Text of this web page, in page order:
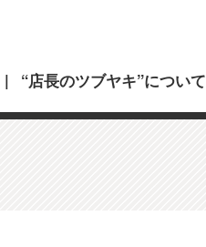
“店長のツブヤキ”について